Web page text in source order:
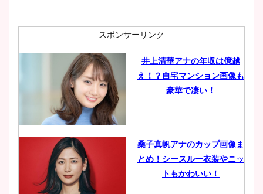
肉も凄い！
鈴木唯の太ってた時の体重が
ヤバすぎww原因や痩せたダ
豊島実季アナのカップ画像ま
とめ！美脚や水着姿に年齢も
スポンサーリンク
井上清華アナの年収は億越
え！？自宅マンション画像も
豪華で凄い！
桑子真帆アナのカップ画像ま
とめ！シースルー衣装やニッ
トもかわいい！